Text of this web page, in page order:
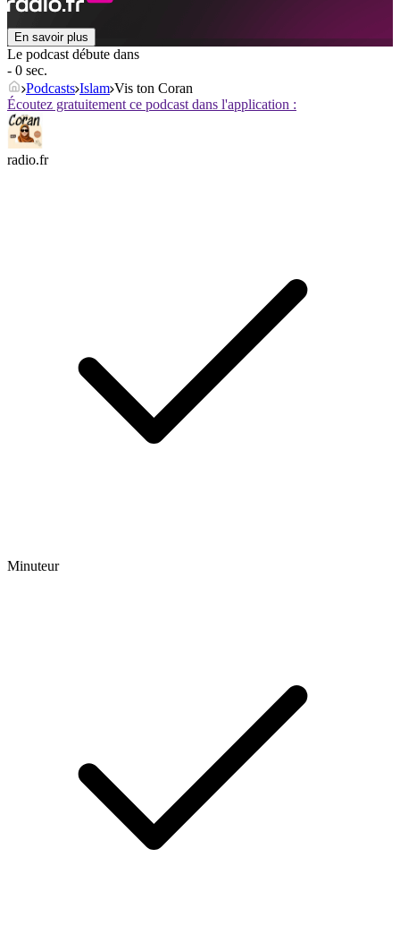
En savoir plus
Le podcast débute dans
- 0 sec.
Podcasts Islam Vis ton Coran
Écoutez gratuitement ce podcast dans l'application :
radio.fr
Minuteur